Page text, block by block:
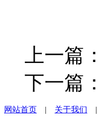
上一篇：
下一篇：
网站首页 | 关于我们